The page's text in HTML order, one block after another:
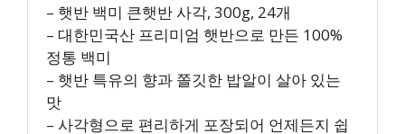
– 햇반 백미 큰햇반 사각, 300g, 24개
– 대한민국산 프리미엄 햇반으로 만든 100%
정통 백미
– 햇반 특유의 향과 쫄깃한 밥알이 살아 있는
맛
– 사각형으로 편리하게 포장되어 언제든지 쉽